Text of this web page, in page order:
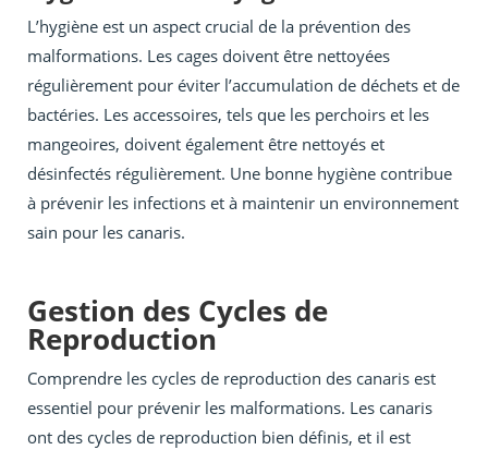
L’hygiène est un aspect crucial de la prévention des
malformations. Les cages doivent être nettoyées
régulièrement pour éviter l’accumulation de déchets et de
bactéries. Les accessoires, tels que les perchoirs et les
mangeoires, doivent également être nettoyés et
désinfectés régulièrement. Une bonne hygiène contribue
à prévenir les infections et à maintenir un environnement
sain pour les canaris.
Gestion des Cycles de
Reproduction
Comprendre les cycles de reproduction des canaris est
essentiel pour prévenir les malformations. Les canaris
ont des cycles de reproduction bien définis, et il est